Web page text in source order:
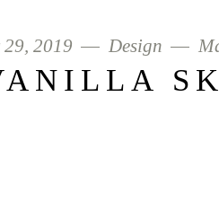
29, 2019 Design